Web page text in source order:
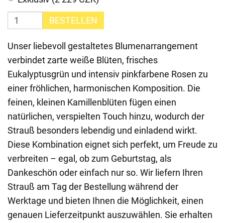
BESTELLEN
Unser liebevoll gestaltetes Blumenarrangement
verbindet zarte weiße Blüten, frisches
Eukalyptusgrün und intensiv pinkfarbene Rosen zu
einer fröhlichen, harmonischen Komposition. Die
feinen, kleinen Kamillenblüten fügen einen
natürlichen, verspielten Touch hinzu, wodurch der
Strauß besonders lebendig und einladend wirkt.
Diese Kombination eignet sich perfekt, um Freude zu
verbreiten – egal, ob zum Geburtstag, als
Dankeschön oder einfach nur so. Wir liefern Ihren
Strauß am Tag der Bestellung während der
Werktage und bieten Ihnen die Möglichkeit, einen
genauen Lieferzeitpunkt auszuwählen. Sie erhalten